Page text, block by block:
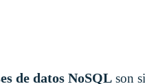
de datos NoSQL son